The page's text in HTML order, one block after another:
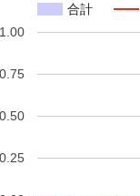
合計
0.25
0.50
0.75
1.00